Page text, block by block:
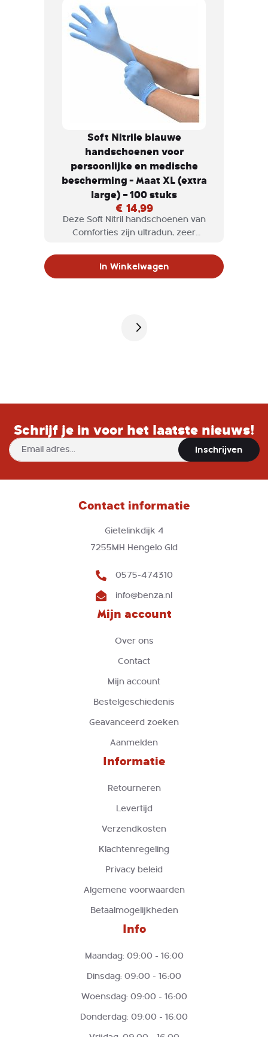
Soft Nitrile blauwe
handschoenen voor
persoonlijke en medische
bescherming - Maat XL (extra
large) – 100 stuks
€ 14,99
Deze Soft Nitril handschoenen van
Comforties zijn ultradun, zeer
In Winkelwagen
Schrijf je in voor het laatste nieuws!
Abonneer
u
onze
Inschrijven
Contact informatie
Gietelinkdijk 4
7255MH Hengelo Gld
0575-474310
info@benza.nl
Mijn account
Over ons
Contact
Mijn account
Bestelgeschiedenis
Geavanceerd zoeken
Aanmelden
Informatie
Retourneren
Levertijd
Verzendkosten
Klachtenregeling
Privacy beleid
Algemene voorwaarden
Betaalmogelijkheden
Info
Maandag: 09:00 - 16:00
Dinsdag: 09:00 - 16:00
Woensdag: 09:00 - 16:00
Donderdag: 09:00 - 16:00